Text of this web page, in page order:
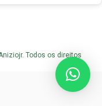
Todos os direitos